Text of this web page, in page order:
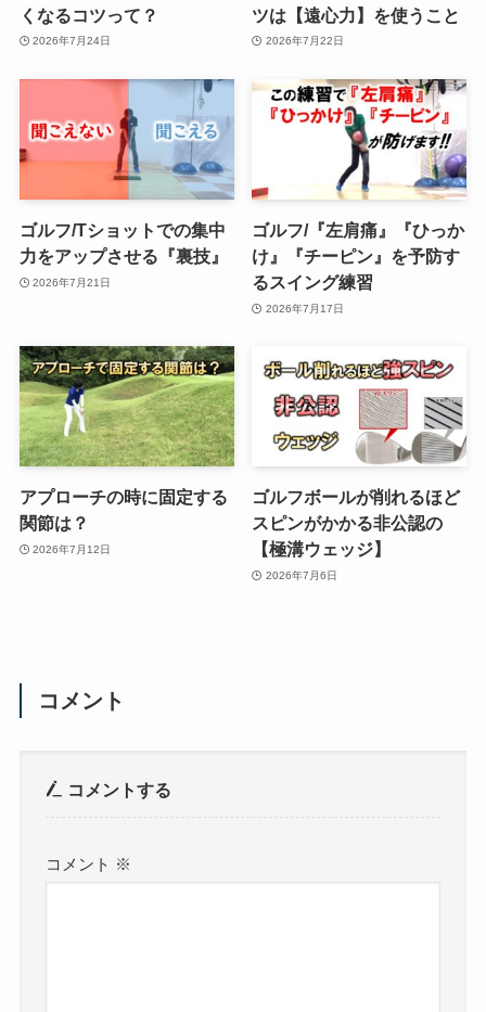
くなるコツって？
2026年7月24日
ツは【遠心力】を使うこと
2026年7月22日
ゴルフ/Tショットでの集中
力をアップさせる『裏技』
2026年7月21日
ゴルフ/『左肩痛』『ひっか
け』『チーピン』を予防す
るスイング練習
2026年7月17日
アプローチの時に固定する
関節は？
2026年7月12日
ゴルフボールが削れるほど
スピンがかかる非公認の
【極溝ウェッジ】
2026年7月6日
コメント
コメントする
コメント ※